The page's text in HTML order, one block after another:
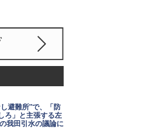
避難所"で、「防
ろ」と主張する左
我田引水の議論に